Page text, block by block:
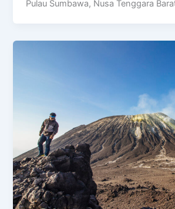
Pulau Sumbawa, Nusa Tenggara